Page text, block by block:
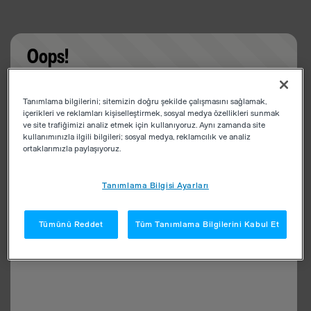
Oops!
app
Tanımlama bilgilerini; sitemizin doğru şekilde çalışmasını sağlamak,
içerikleri ve reklamları kişiselleştirmek, sosyal medya özellikleri sunmak
ve site trafiğimizi analiz etmek için kullanıyoruz. Aynı zamanda site
kullanımınızla ilgili bilgileri; sosyal medya, reklamcılık ve analiz
ortaklarımızla paylaşıyoruz.
Tanımlama Bilgisi Ayarları
Tümünü Reddet Tüm Tanımlama Bilgilerini Kabul Et